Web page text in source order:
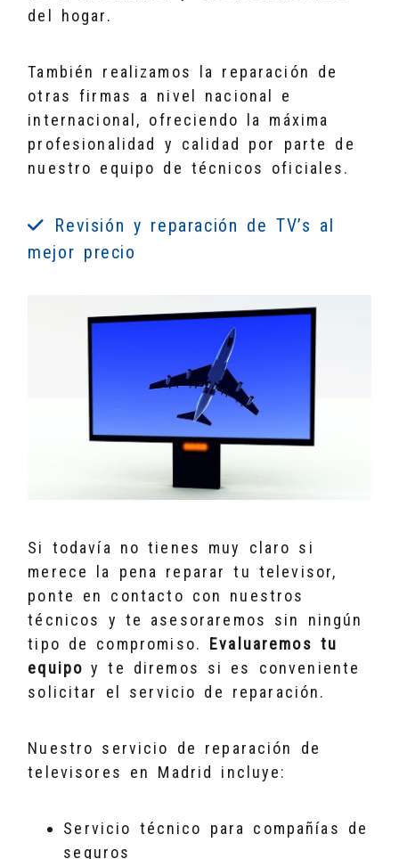
del hogar.
También realizamos la reparación de
otras firmas a nivel nacional e
internacional, ofreciendo la máxima
profesionalidad y calidad por parte de
nuestro equipo de técnicos oficiales.
Revisión y reparación de TV’s al
mejor precio
Si todavía no tienes muy claro si
merece la pena reparar tu televisor,
ponte en contacto con nuestros
técnicos y te asesoraremos sin ningún
tipo de compromiso. Evaluaremos tu
equipo y te diremos si es conveniente
solicitar el servicio de reparación.
Nuestro servicio de reparación de
televisores en Madrid incluye:
Servicio técnico para compañías de
seguros